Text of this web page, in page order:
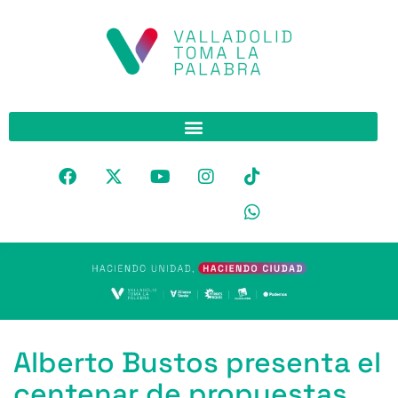
Alberto Bustos presenta el